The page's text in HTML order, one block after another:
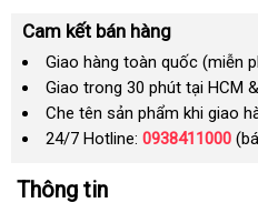
Cam kết bán hàng
Giao hàng toàn quốc (miễn
Giao trong 30 phút tại HCM
Che tên sản phẩm khi giao
24/7 Hotline: 0938411000
Thông tin